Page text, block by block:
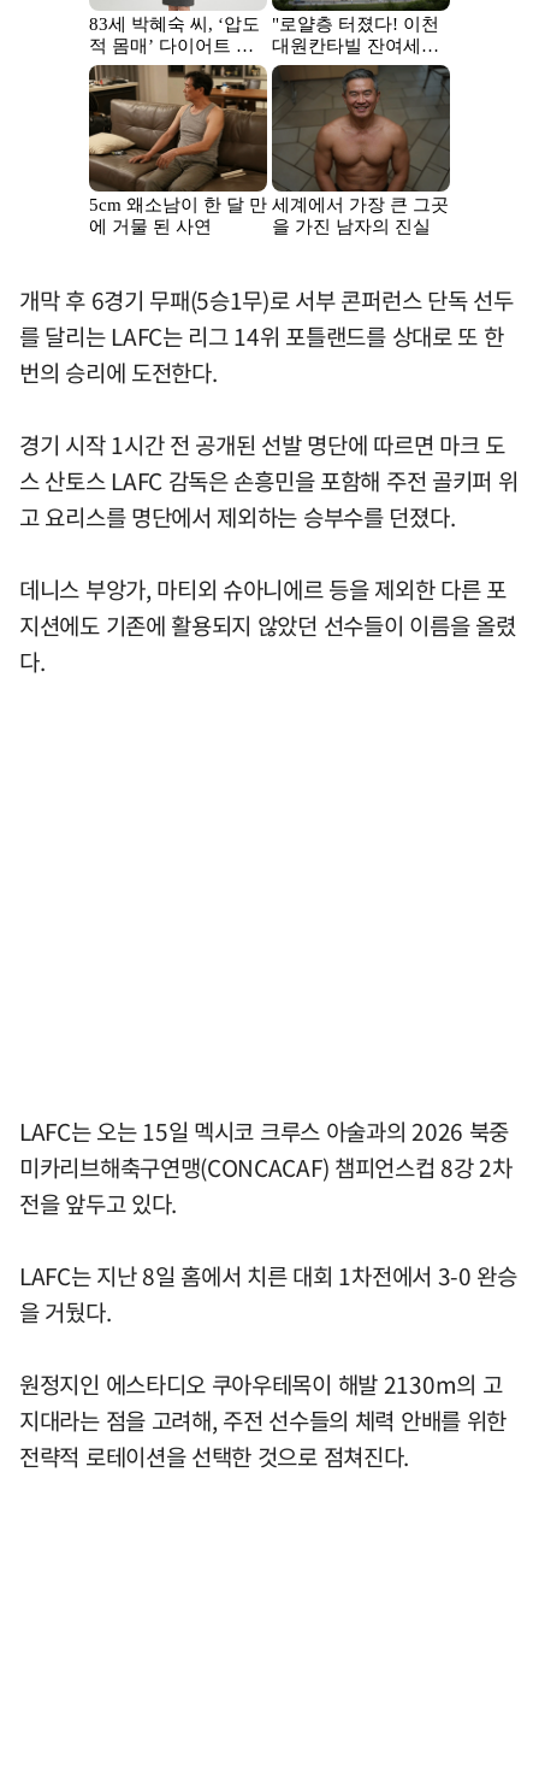
개막 후 6경기 무패(5승1무)로 서부 콘퍼런스 단독 선두
를 달리는 LAFC는 리그 14위 포틀랜드를 상대로 또 한
번의 승리에 도전한다.
경기 시작 1시간 전 공개된 선발 명단에 따르면 마크 도
스 산토스 LAFC 감독은 손흥민을 포함해 주전 골키퍼 위
고 요리스를 명단에서 제외하는 승부수를 던졌다.
데니스 부앙가, 마티외 슈아니에르 등을 제외한 다른 포
지션에도 기존에 활용되지 않았던 선수들이 이름을 올렸
다.
LAFC는 오는 15일 멕시코 크루스 아술과의 2026 북중
미카리브해축구연맹(CONCACAF) 챔피언스컵 8강 2차
전을 앞두고 있다.
LAFC는 지난 8일 홈에서 치른 대회 1차전에서 3-0 완승
을 거뒀다.
원정지인 에스타디오 쿠아우테목이 해발 2130m의 고
지대라는 점을 고려해, 주전 선수들의 체력 안배를 위한
전략적 로테이션을 선택한 것으로 점쳐진다.